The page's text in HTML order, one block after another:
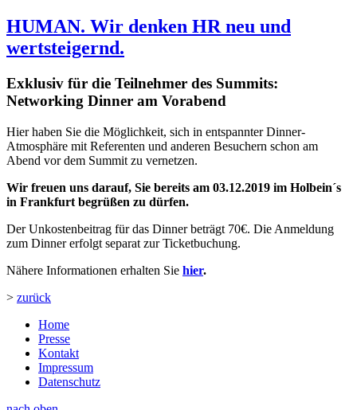
HUMAN. Wir denken HR neu und
wertsteigernd.
Exklusiv für die Teilnehmer des Summits:
Networking Dinner am Vorabend
Hier haben Sie die Möglichkeit, sich in entspannter Dinner-
Atmosphäre mit Referenten und anderen Besuchern schon am
Abend vor dem Summit zu vernetzen.
Wir freuen uns darauf, Sie bereits am 03.12.2019 im Holbein´s
in Frankfurt begrüßen zu dürfen.
Der Unkostenbeitrag für das Dinner beträgt 70€. Die Anmeldung
zum Dinner erfolgt separat zur Ticketbuchung.
Nähere Informationen erhalten Sie hier.
> zurück
Home
Presse
Kontakt
Impressum
Datenschutz